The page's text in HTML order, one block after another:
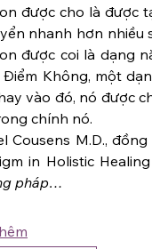
được cho là được
nhanh hơn nhiều
được coi là dạng
Không, một
vào đó, nó được
chính nó.
Cousens M.D.,
in Holistic
pháp…